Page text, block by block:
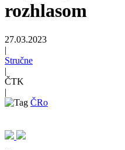
rozhlasom
27.03.2023
|
Stručne
|
ČTK
|
ČRo